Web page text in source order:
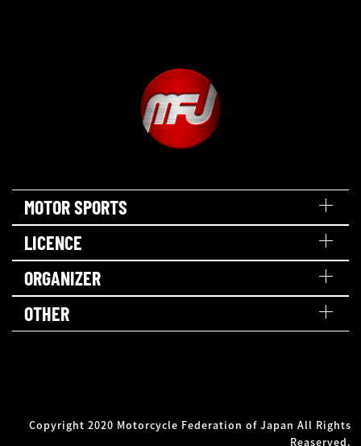
MOTOR SPORTS
LICENCE
ORGANIZER
OTHER
Copyright 2020 Motorcycle Federation of Japan All Rights
Reaserved.